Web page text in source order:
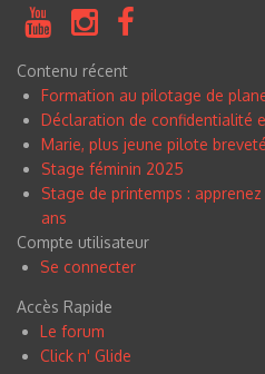
Contenu récent
Formation au pilotage de
Déclaration de confidentialité
Marie, plus jeune pilote
Stage féminin 2025
Stage de printemps :
ans
Compte utilisateur
Se connecter
Accès Rapide
Le forum
Click n' Glide